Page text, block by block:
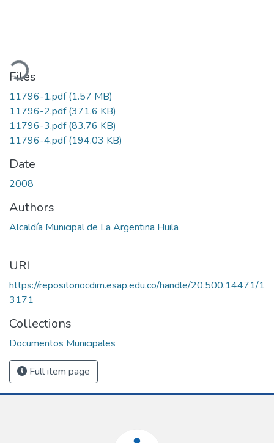
Files
11796-1.pdf(1.57 MB)
11796-2.pdf(371.6 KB)
11796-3.pdf(83.76 KB)
11796-4.pdf(194.03 KB)
Date
2008
Authors
Alcaldía Municipal de La Argentina Huila
URI
https://repositoriocdim.esap.edu.co/handle/20.500.14471/1
3171
Collections
Documentos Municipales
Full item page